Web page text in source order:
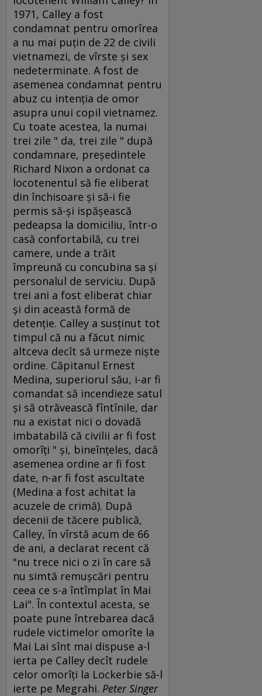
1971, Calley a fost
condamnat pentru omorîrea
a nu mai puţin de 22 de civili
vietnamezi, de vîrste şi sex
nedeterminate. A fost de
asemenea condamnat pentru
abuz cu intenţia de omor
asupra unui copil vietnamez.
Cu toate acestea, la numai
trei zile " da, trei zile " după
condamnare, preşedintele
Richard Nixon a ordonat ca
locotenentul să fie eliberat
din închisoare şi să-i fie
permis să-şi ispăşească
pedeapsa la domiciliu, într-o
casă confortabilă, cu trei
camere, unde a trăit
împreună cu concubina sa şi
personalul de serviciu. După
trei ani a fost eliberat chiar
şi din această formă de
detenţie. Calley a susţinut tot
timpul că nu a făcut nimic
altceva decît să urmeze nişte
ordine. Căpitanul Ernest
Medina, superiorul său, i-ar fi
comandat să incendieze satul
şi să otrăvească fîntînile, dar
nu a existat nici o dovadă
imbatabilă că civilii ar fi fost
omorîţi " şi, bineînţeles, dacă
asemenea ordine ar fi fost
date, n-ar fi fost ascultate
(Medina a fost achitat la
acuzele de crimă). După
decenii de tăcere publică,
Calley, în vîrstă acum de 66
de ani, a declarat recent că
"nu trece nici o zi în care să
nu simtă remuşcări pentru
ceea ce s-a întîmplat în Mai
Lai". În contextul acesta, se
poate pune întrebarea dacă
rudele victimelor omorîte la
Mai Lai sînt mai dispuse a-l
ierta pe Calley decît rudele
celor omorîţi la Lockerbie să-l
ierte pe Megrahi. Peter Singer